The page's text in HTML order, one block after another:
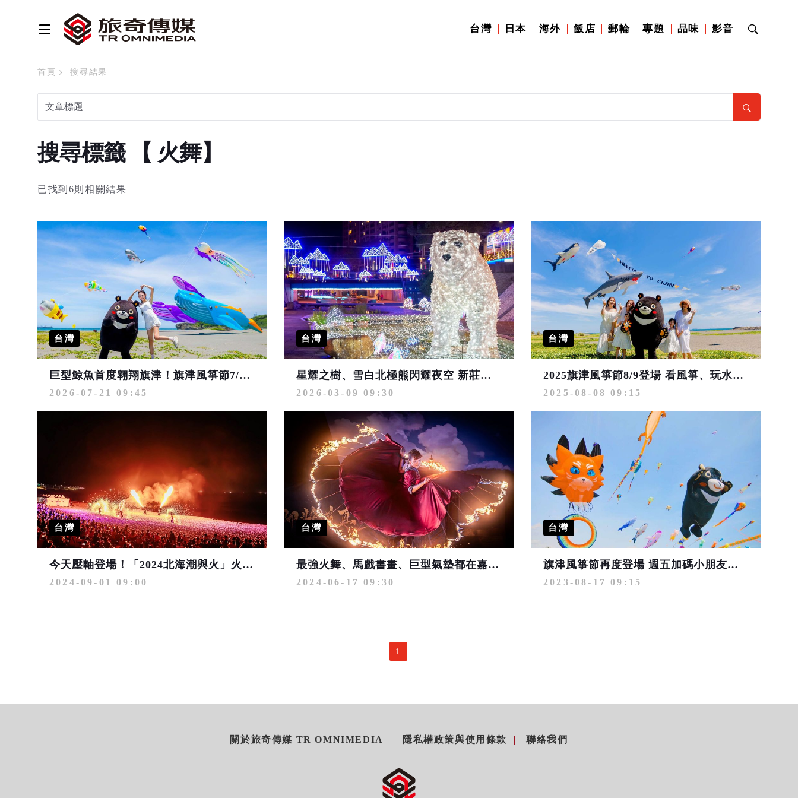
台灣 日本 海外 飯店 郵輪 專題 品味 影音
首頁 搜尋結果
搜尋標籤 【 火舞】
已找到6則相關結果
台灣
巨型鯨魚首度翱翔旗津！旗津風箏節7/25飛揚 FUN暑假微旅行
2026-07-21 09:45
台灣
星耀之樹、雪白北極熊閃耀夜空 新莊「中港大排光雕展」璀璨浪漫
2026-03-09 09:30
台灣
2025旗津風箏節8/9登場 看風箏、玩水樂園 搭渡輪最便利
2025-08-08 09:15
台灣
今天壓軸登場！「2024北海潮與火」火舞表演 烈焰熱潮嗨翻北海岸
2024-09-01 09:00
台灣
最強火舞、馬戲書畫、巨型氣墊都在嘉義 海之夏邀親子盡情來放電
2024-06-17 09:30
台灣
旗津風箏節再度登場 週五加碼小朋友最愛的氣墊水樂園
2023-08-17 09:15
1
關於旅奇傳媒 TR OMNIMEDIA 隱私權政策與使用條款 聯絡我們